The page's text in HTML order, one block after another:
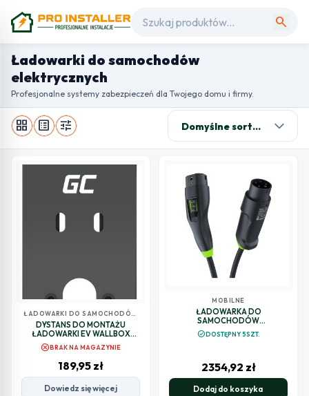
search
Ładowarki do samochodów
elektrycznych
Profesjonalne systemy zabezpieczeń dla Twojego domu i firmy.
grid_view list_alt tune
ŁADOWARKI DO SAMOCHODÓW
ELEKTRYCZNYCH
DYSTANS DO MONTAŻU
ŁADOWARKI EV WALLBOX
Greencell HabuDen Spacer
EVGCAKHS1
cancelBRAK NA MAGAZYNIE
189,95 zł
Dowiedz się więcej
MOBILNE
ŁADOWARKA DO
SAMOCHODÓW
ELEKTRYCZNYCH 2w1 Green Cell
Habu EVGC01 11kW TYPE 2 7M
check_circleDOSTĘPNY 5SZT.
2354,92 zł
Dodaj do koszyka